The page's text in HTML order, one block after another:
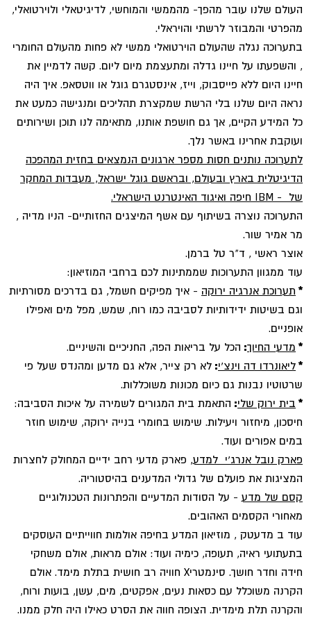
העולם שלנו עובר מהפך- מהממשי והמוחשי, לדיגיטאלי ולוירטואלי,
מהפרטי והמבוזר לרשתי והויראלי.
בתערוכה נגלה שהעולם הוירטואלי ממשי לא פחות מהעולם החומרי
, והשפעתו על חיינו גדלה ומתעצמת מיום ליום. קשה לדמיין את
חיינו היום ללא פייסבוק, וייז, אינסטגרם גוגל או ווטסאפ. איך היה
נראה היום שלנו בלי הרשת שמקצרת תהליכים ומנגישה כמעט את
כל המידע הקיים, אך גם חושפת אותנו, מתאימה לנו תוכן ושירותים
ועוקבת אחרינו באשר נלך.
לתערוכה נותנים חסות מספר ארגונים הנמצאים בחזית המהפכה
הדיגיטלית בארץ ובעולם, ובראשם גוגל ישראל, מעבדות המחקר
של
- IBM
חיפה ואיגוד האינטרנט הישראלי.
התערוכה נוצרה בשיתוף עם אשף המיצגים החזותיים- הניו מדיה ,
מר אמיר שור.
אוצר ראשי , ד"ר טל ברמן.
עוד ממגוון התערוכות שממתינות לכם ברחבי המוזיאון:
* תערוכת אנרגיה ירוקה - איך מפיקים חשמל, גם בדרכים מסורתיות
וגם בשיטות ידידותיות לסביבה כמו רוח, שמש, מפל מים ואפילו
אופניים.
* מדעי החיוך: הכל על בריאות הפה, החניכיים והשיניים.
* ליאונרדו דה וינצ'י: לא רק צייר, אלא גם מדען ומהנדס שעל פי
שרטוטיו נבנות גם כיום מכונות משוכללות.
* בית ירוק שלי: התאמת בית המגורים לשמירה על איכות הסביבה:
חיסכון, מיחזור ויעילות. שימוש בחומרי בנייה ירוקה, שימוש חוזר
במים אפורים ועוד.
פארק נובל אנרג'י למדע, פארק מדעי רחב ידיים המחולק לחצרות
המציגות את פועלם של גדולי המדענים בהיסטוריה.
קסם של מדע - על הסודות המדעיים והפתרונות הטכנולוגיים
מאחורי הקסמים האהובים.
עוד ב מדעטק , מוזיאון המדע בחיפה אולמות חווייתיים העוסקים
בתעתועי ראיה, תעופה, כימיה ועוד: אולם מראות, אולם משחקי
חידה וחדר חושך. סינמטריX חוויה רב חושית בתלת מימד. אולם
הקרנה משוכלל עם כסאות נעים, אפקטים, מים, עשן, בועות ורוח,
והקרנה תלת מימדית. הצופה חווה את הסרט כאילו היה חלק ממנו.